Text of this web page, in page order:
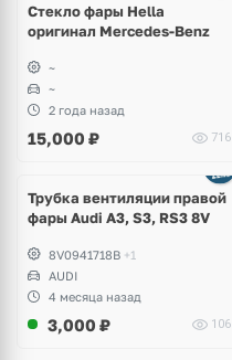
Стекло фары Hella
оригинал Mercedes-Benz
~
~
2 года назад
15,000 ₽ 716
Трубка вентиляции правой
фары Audi A3, S3, RS3 8V
8V0941718B +1
AUDI
4 месяца назад
3,000 ₽ 106